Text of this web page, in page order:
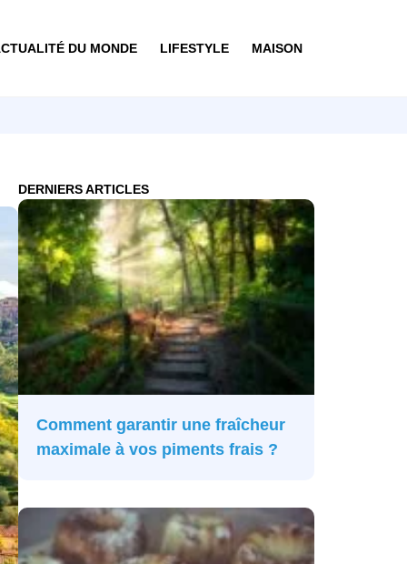
DU MONDE LIFESTYLE MAISON
DERNIERS ARTICLES
Comment garantir une fraîcheur
maximale à vos piments frais ?